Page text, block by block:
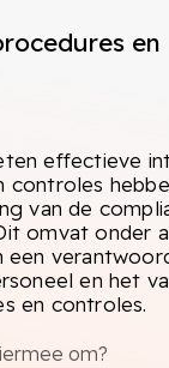
toezicht houden op
ID-verificaties en
of
ISO 27017 en
worden de
en
effectieve
controles
van de
omvat onder
een
en het
en controles.
om?